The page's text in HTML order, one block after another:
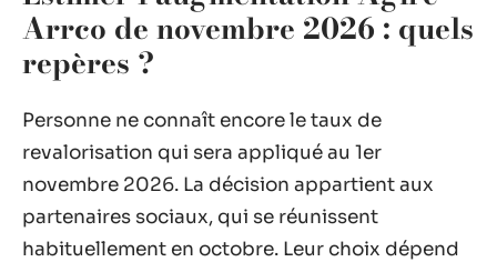
Arrco de novembre 2026 : quels
repères ?
Personne ne connaît encore le taux de
revalorisation qui sera appliqué au 1er
novembre 2026. La décision appartient aux
partenaires sociaux, qui se réunissent
habituellement en octobre. Leur choix dépend